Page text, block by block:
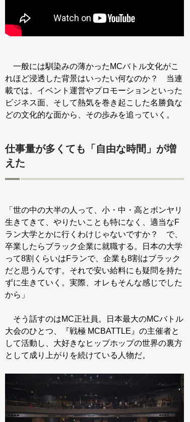
一般には馴染みの薄かったMCバトル文化がこ
れほど浸透した背景はいったい何なのか？ 当連
載では、イベント運営やプロモーションといった
ビジネス面、そして熱気を巻き起こした名勝負な
どの文化的な面から、その歩みを追っていく。
仕事量が多くても「自由な時間」が増
えた
「世の中の大半の人って、小・中・高とボンヤリ
生きてきて、やりたいことも特になく、適当なF
ラン大学とかに行くわけじゃないですか？ で、
卒業したらブラック企業に就職する。日本の大学
って8割くらいはFランで、企業も8割はブラック
だと思うんです。それで安い給料にも疑問を持た
ずに生きていく。実際、オレもそんな感じでした
から」
そう話すのはMC正社員。日本最大のMCバトル
大会のひとつ、『戦極 MCBATTLE』の主催者と
して活動し、大好きなヒップホップの世界の裏方
として成り上がりを続けている人物だ。